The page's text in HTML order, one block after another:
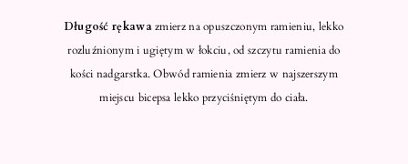
Długość rękawazmierz na opuszczonym ramieniu, lekko
rozluźnionym i ugiętym w łokciu, od szczytu ramienia do
kości nadgarstka. Obwód ramienia zmierz w najszerszym
miejscu bicepsa lekko przyciśniętym do ciała.